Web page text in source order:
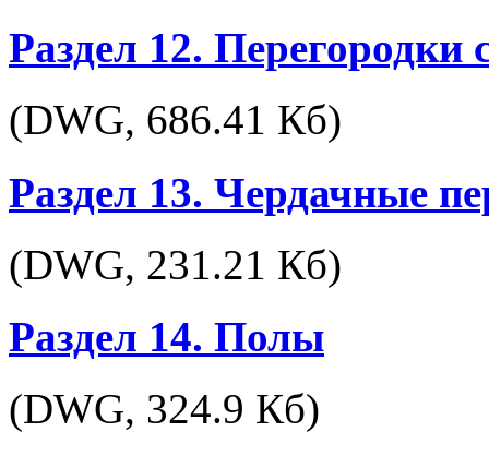
Раздел 12.
(DWG, 686.41 Кб)
Раздел 13. Чердачные
(DWG, 231.21 Кб)
Раздел 14. Полы
(DWG, 324.9 Кб)